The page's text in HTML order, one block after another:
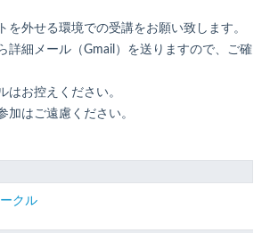
を外せる環境での受講をお願い致します。
詳細メール（Gmail）を送りますので、ご確
はお控えください。
加はご遠慮ください。
クル